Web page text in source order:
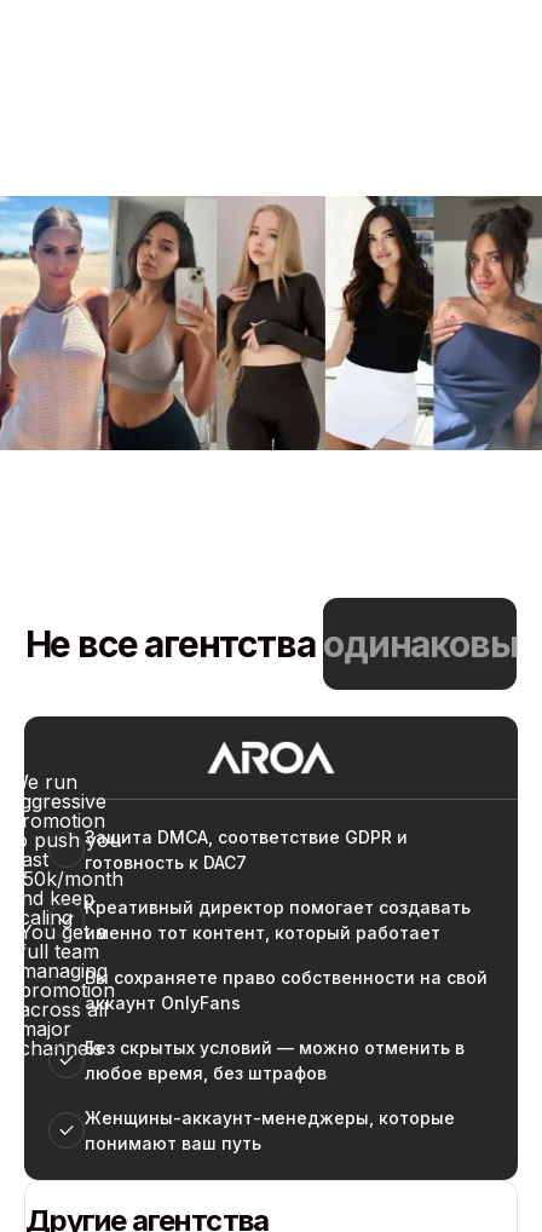
Не все агентства одинаковы
We run
aggressive
promotion
to push you
past
$50k/month
and keep
scaling
Защита DMCA, соответствие GDPR и
готовность к DAC7
Креативный директор помогает создавать
именно тот контент, который работает
You get a
full team
managing
promotion
across all
major
channels
Вы сохраняете право собственности на свой
аккаунт OnlyFans
Без скрытых условий — можно отменить в
любое время, без штрафов
Женщины-аккаунт-менеджеры, которые
понимают ваш путь
Другие агентства